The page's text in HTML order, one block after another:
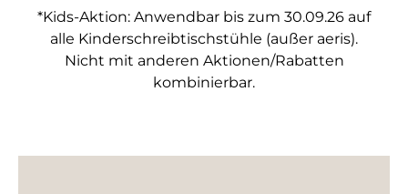
*Kids-Aktion: Anwendbar bis zum 30.09.26 auf
alle Kinderschreibtischstühle (außer aeris).
Nicht mit anderen Aktionen/Rabatten
kombinierbar.